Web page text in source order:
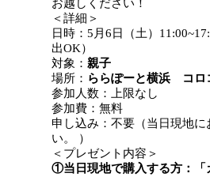
お越しください！
＜詳細＞
日時：5月6日（土）
出OK）
対象： 親子
場所： ららぽーと横浜 コロ
参加人数：上限なし
参加費：無料
申し込み：不要（当日現地に
い。 ）
＜プレゼント内容＞
①当日現地で購入する方：「